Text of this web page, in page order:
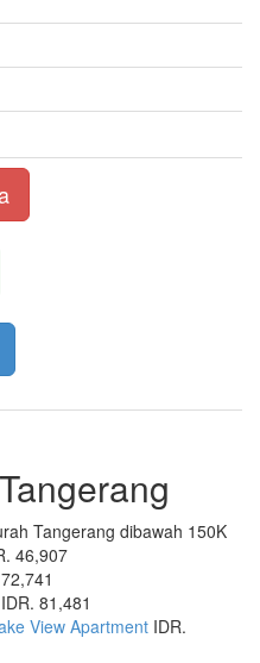
Tangerang dibawah 150K
46,907
IDR. 81,481
View Apartment IDR.